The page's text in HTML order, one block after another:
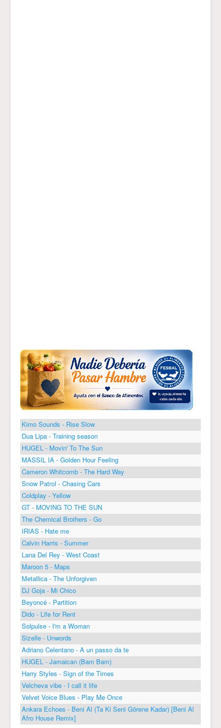
Kimo Sounds - Rise Slow
Dua Lipa - Training season
HUGEL - Movin' To The Sun
MASSIL IA - Golden Hour Feeling
Cameron Whitcomb - The Hard Way
Snow Patrol - Chasing Cars
Coldplay - Yellow
GT - MOVING TO THE SUN
The Chemical Brothers - Go
IRIAS - Hate me
Calvin Harris - Summer
Lana Del Rey - West Coast
Maroon 5 - Maps
Metallica - The Unforgiven
DJ Goja - Mi Chico
Beyoncé - Partition
Dido - Life for Rent
Solpulse - I'm a Woman
Sizelle - Unwords
Adriano Celentano - A un passo da te
HUGEL - Jamaican (Bam Bam)
Harry Styles - Sign of the Times
Velcheva vibe - I call it life
Velvet Voice Blues - Play Me Once
Ankara Echoes - Beni Al (Ta Ki Seni Görene Kadar) [Beni Al
Afro House Remix]